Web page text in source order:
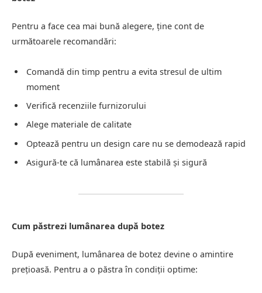
Pentru a face cea mai bună alegere, ține cont de
următoarele recomandări:
Comandă din timp pentru a evita stresul de ultim
moment
Verifică recenziile furnizorului
Alege materiale de calitate
Optează pentru un design care nu se demodează rapid
Asigură-te că lumânarea este stabilă și sigură
Cum păstrezi lumânarea după botez
După eveniment, lumânarea de botez devine o amintire
prețioasă. Pentru a o păstra în condiții optime: